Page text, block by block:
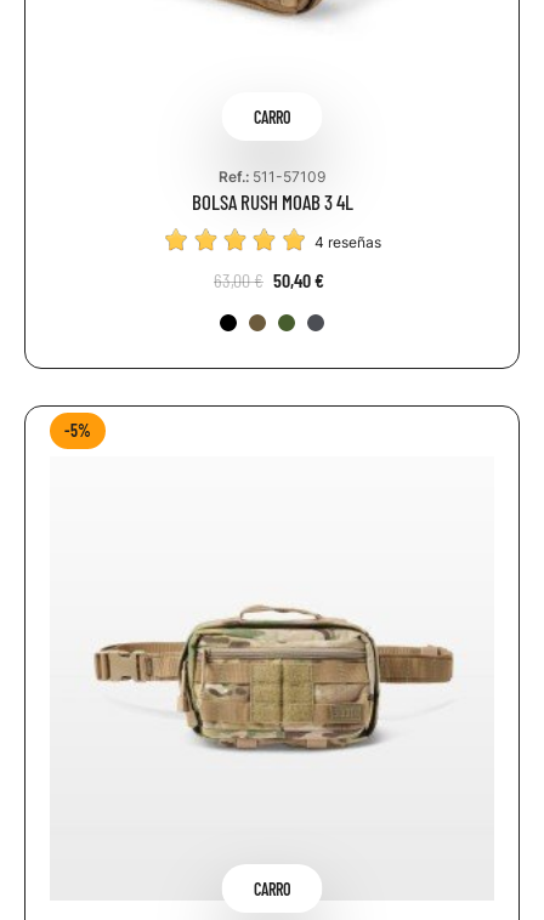
CARRO
Ref.: 511-57109
BOLSA RUSH MOAB 3 4L
4 reseñas
63,00 € 50,40 €
-5%
CARRO